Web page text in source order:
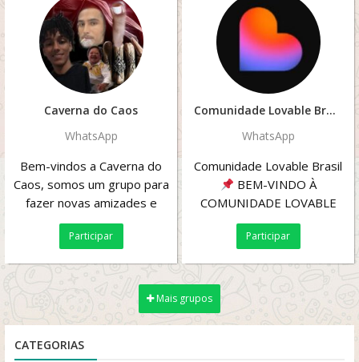
Caverna do Caos
WhatsApp
Bem-vindos a Caverna do
Caos, somos um grupo para
fazer novas amizades e
discutir gostos musicais
(principalmente rock)...
Participar
Comunidade Lovable Brasil
WhatsApp
Comunidade Lovable Brasil
BEM-VINDO À
COMUNIDADE LOVABLE
Seja muito bem-
vindo(a)! Essa...
Participar
Mais grupos
CATEGORIAS